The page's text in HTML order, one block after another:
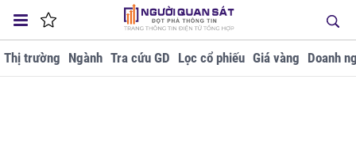
Thị trường Ngành Tra cứu GD Lọc cổ phiếu Giá vàng Doanh